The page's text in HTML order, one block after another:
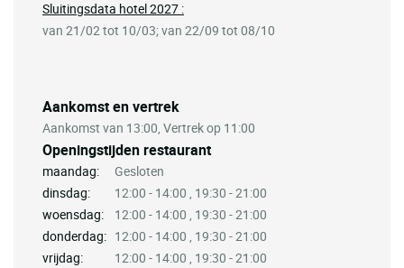
Aankomst en vertrek
Aankomst van 13:00, Vertrek op 11:00
Openingstijden restaurant
maandag:
Gesloten
dinsdag:
12:00 - 14:00 , 19:30 - 21:00
woensdag:
12:00 - 14:00 , 19:30 - 21:00
donderdag: 12:00 - 14:00 , 19:30 - 21:00
vrijdag:
12:00 - 14:00 , 19:30 - 21:00
Sluitingsdata hotel 2027 :
van 21/02 tot 10/03; van 22/09 tot 08/10